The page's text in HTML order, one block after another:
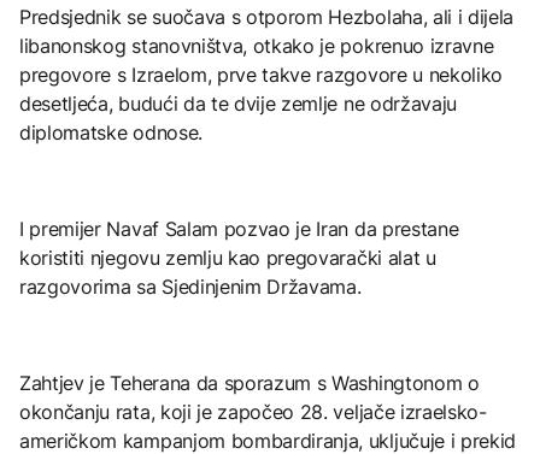
Predsjednik se suočava s otporom Hezbolaha, ali i dijela
libanonskog stanovništva, otkako je pokrenuo izravne
pregovore s Izraelom, prve takve razgovore u nekoliko
desetljeća, budući da te dvije zemlje ne održavaju
diplomatske odnose.
I premijer Navaf Salam pozvao je Iran da prestane
koristiti njegovu zemlju kao pregovarački alat u
razgovorima sa Sjedinjenim Državama.
Zahtjev je Teherana da sporazum s Washingtonom o
okončanju rata, koji je započeo 28. veljače izraelsko-
američkom kampanjom bombardiranja, uključuje i prekid